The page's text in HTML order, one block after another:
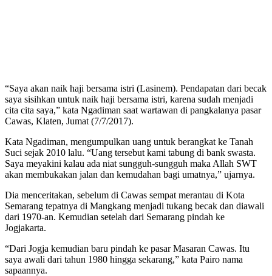
“Saya akan naik haji bersama istri (Lasinem). Pendapatan dari becak
saya sisihkan untuk naik haji bersama istri, karena sudah menjadi
cita cita saya,” kata Ngadiman saat wartawan di pangkalanya pasar
Cawas, Klaten, Jumat (7/7/2017).
Kata Ngadiman, mengumpulkan uang untuk berangkat ke Tanah
Suci sejak 2010 lalu. “Uang tersebut kami tabung di bank swasta.
Saya meyakini kalau ada niat sungguh-sungguh maka Allah SWT
akan membukakan jalan dan kemudahan bagi umatnya,” ujarnya.
Dia menceritakan, sebelum di Cawas sempat merantau di Kota
Semarang tepatnya di Mangkang menjadi tukang becak dan diawali
dari 1970-an. Kemudian setelah dari Semarang pindah ke
Jogjakarta.
“Dari Jogja kemudian baru pindah ke pasar Masaran Cawas. Itu
saya awali dari tahun 1980 hingga sekarang,” kata Pairo nama
sapaannya.